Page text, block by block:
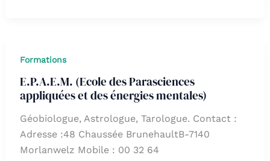
Formations
E.P.A.E.M. (Ecole des Parasciences
appliquées et des énergies mentales)
Géobiologue, Astrologue, Tarologue. Contact :
Adresse :48 Chaussée BrunehaultB-7140
Morlanwelz Mobile : 00 32 64